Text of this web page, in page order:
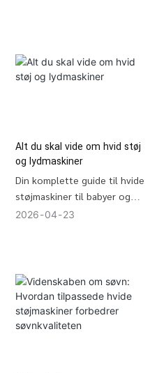
industrielt design, udvikling af
private støbeformer,
og masseproduktion inden for
30 dage.
Alt du skal vide om hvid støj
og lydmaskiner
Din komplette guide til hvide
støjmaskiner til babyer og
børn — sikre
bedste Hi-Fi-valg.
2026 04 23